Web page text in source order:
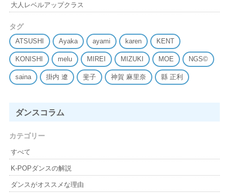
大人レベルアップクラス
タグ
ATSUSHI Ayaka ayami karen KENT
KONISHI melu MIREI MIZUKI MOE NGS©
saina 掛内 遼 斐子 神賀 麻里奈 縣 正利
ダンスコラム
カテゴリー
すべて
K-POPダンスの解説
ダンスがオススメな理由